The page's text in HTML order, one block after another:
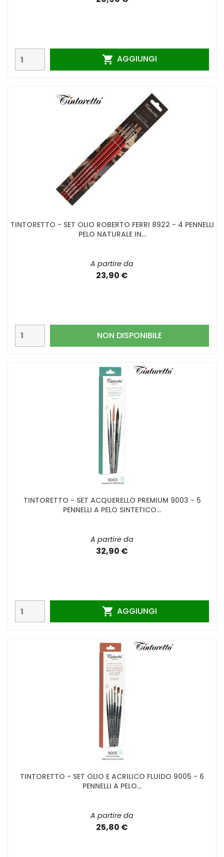
 AGGIUNGI
TINTORETTO - SET OLIO ROBERTO FERRI 8922 - 4 PENNELLI
PELO NATURALE IN...
A partire da
23,90 €
NON DISPONIBILE
TINTORETTO - SET ACQUERELLO PREMIUM 9003 - 5
PENNELLI A PELO SINTETICO...
A partire da
32,90 €
 AGGIUNGI
TINTORETTO - SET OLIO E ACRILICO FLUIDO 9005 - 6
PENNELLI A PELO...
A partire da
25,80 €